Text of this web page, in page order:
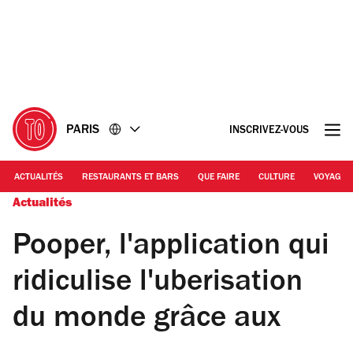
PARIS INSCRIVEZ-VOUS
ACTUALITÉS RESTAURANTS ET BARS QUE FAIRE CULTURE VOYAGE
Actualités
Pooper, l'application qui
ridiculise l'uberisation
du monde grâce aux